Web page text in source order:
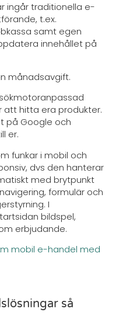
ingår traditionella e-
t.ex.
samt egen
innehållet på
månadsavgift.
hitta era produkter.
på Google och
er.
funkar i mobil och
dvs den hanterar
med brytpunkt
formulär och
I
bildspel,
erbjudande.
mobil e-handel med
så